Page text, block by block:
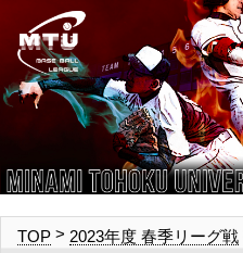
TOP > 2023年度 春季リーグ戦